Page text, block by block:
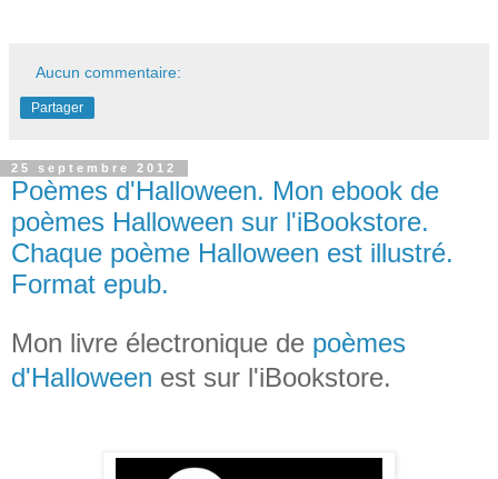
Aucun commentaire:
Partager
25 septembre 2012
Poèmes d'Halloween. Mon ebook de
poèmes Halloween sur l'iBookstore.
Chaque poème Halloween est illustré.
Format epub.
Mon livre électronique de poèmes
d'Halloween est sur l'iBookstore.